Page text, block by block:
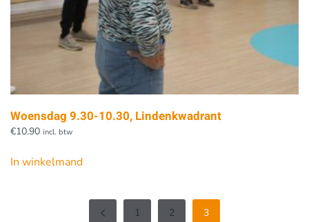
Woensdag 9.30-10.30, Lindenkwadrant
€10.90 incl. btw
In winkelmand
1 2 3